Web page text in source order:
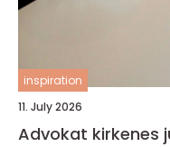
inspiration
11. July 2026